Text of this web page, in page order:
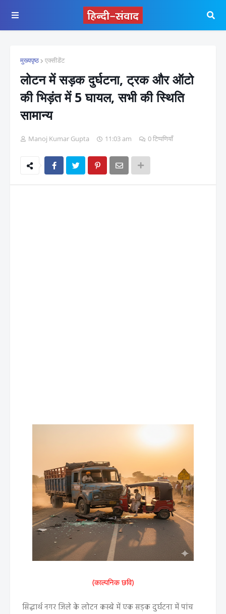
मुख्यपृष्ठ एक्सीडेंट
लोटन में सड़क दुर्घटना, ट्रक और ऑटो
की भिड़ंत में 5 घायल, सभी की स्थिति
सामान्य
Manoj Kumar Gupta 11:03 am 0 टिप्पणियाँ
(काल्पनिक छवि)
सिद्धार्थ नगर जिले के लोटन कस्बे में एक सड़क दुर्घटना में पांच